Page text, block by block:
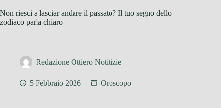
Non riesci a lasciar andare il passato? Il tuo segno dello
zodiaco parla chiaro
Redazione Ottiero Notitizie
5 Febbraio 2026 Oroscopo